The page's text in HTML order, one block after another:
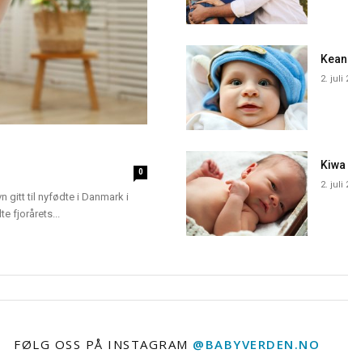
0
gitt til nyfødte i Danmark i
fjorårets...
2. juli
Kiwa
2. juli
FØLG OSS PÅ INSTAGRAM @BABYVERDEN.NO